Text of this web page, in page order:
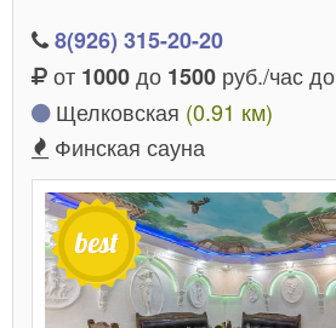
8(926) 315-20-20
от 1000до 1500 руб./час до
Щелковская (0.91 км)
Финская сауна